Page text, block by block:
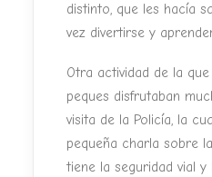
distinto, que les hacía
vez divertirse y
Otra actividad de la
peques disfrutaban
visita de la Policía, la
pequeña charla sobre
tiene la seguridad vial y